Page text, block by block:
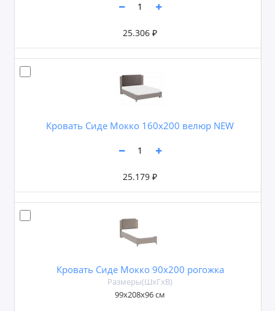
25.306 ₽
Кровать Сиде Мокко 160х200 велюр NEW
25.179 ₽
Кровать Сиде Мокко 90х200 рогожка
Размеры(ШxГxВ)
99х208х96 см